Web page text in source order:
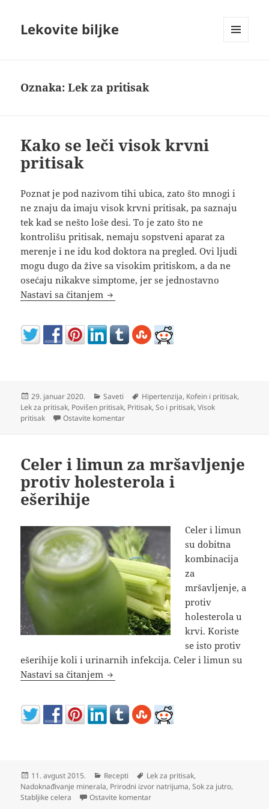
Lekovite biljke
Oznaka:Lek za pritisak
Kako se leči visok krvni
pritisak
Poznat je pod nazivom tihi ubica, zato što mnogi i
ne znaju da imaju visok krvni pritisak, pa saznaju
tek kad se nešto loše desi. To je zato što ne
kontrolišu pritisak, nemaju sopstveni aparat za
merenje i ne idu kod doktora na pregled. Ovi ljudi
mogu dugo da žive sa visokim pritiskom, a da ne
osećaju nikakve simptome, jer se jednostavno
Nastavi sa čitanjem Kako se leči visok krvni pritisak
Objavljeno
29. januar 2020. Kategorije
Saveti Oznake
Hipertenzija, Kofein i pritisak,
Lek za pritisak, Povišen pritisak, Pritisak,So i pritisak,Visok
pritisak
Ostavite komentarna Kako se leči visok krvni pritisak
Celer i limun za mršavljenje
protiv holesterola i
ešerihije
Celer i limun
su dobitna
kombinacija
za
mršavljenje, a
protiv
holesterola u
krvi. Koriste
se isto protiv
ešerihije koli i urinarnih infekcija. Celer i limun su
Nastavi sa čitanjem Celer i limun za mršavljenje protiv
Objavljeno
11. avgust 2015. Kategorije
Recepti Oznake
Lek za pritisak,
Nadoknađivanje minerala, Prirodni izvor natrijuma,Sok za jutro,
Stabljike celera
Ostavite komentarna Celer i limun za mršavljenje